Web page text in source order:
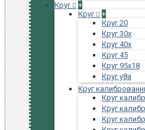
Круг
+
Круг
+
Круг 20
Круг 30х
Круг 40х
Круг 45
Круг 95х18
Круг у8а
Круг
Круг
Круг
Круг